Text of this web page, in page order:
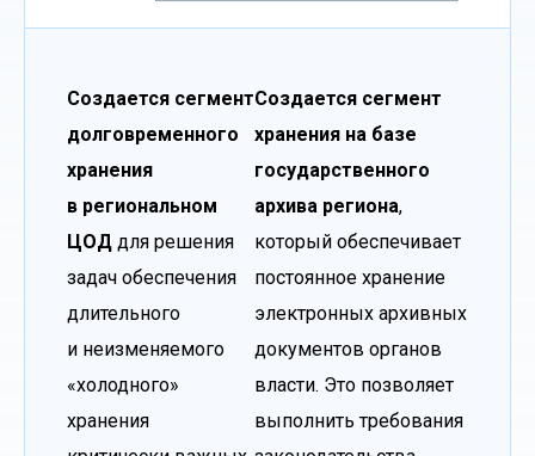
Создается сегмент
долговременного
хранения
в региональном
ЦОД для решения
задач обеспечения
длительного
и неизменяемого
«холодного»
хранения
Создается сегмент
хранения на базе
государственного
архива региона,
который обеспечивает
постоянное хранение
электронных архивных
документов органов
власти. Это позволяет
выполнить требования